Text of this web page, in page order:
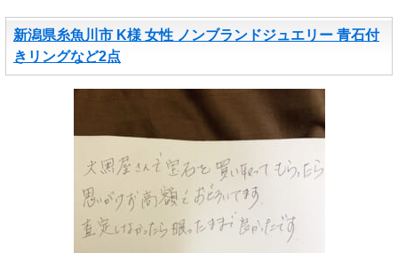
新潟県糸魚川市 K様 女性 ノンブランドジュエリー 青石付
きリングなど2点